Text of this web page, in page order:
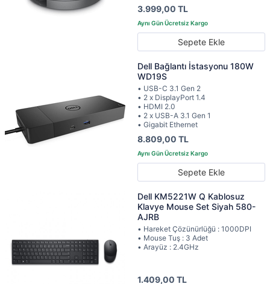
3.999,00 TL
Sepete Ekle
Dell Bağlantı İstasyonu 180W
WD19S
• USB-C 3.1 Gen 2
• 2 x DisplayPort 1.4
• HDMI 2.0
• 2 x USB-A 3.1 Gen 1
• Gigabit Ethernet
8.809,00 TL
Sepete Ekle
Dell KM5221W Q Kablosuz
Klavye Mouse Set Siyah 580-
AJRB
• Hareket Çözünürlüğü : 1000DPI
• Mouse Tuş : 3 Adet
• Arayüz : 2.4GHz
1.409,00 TL